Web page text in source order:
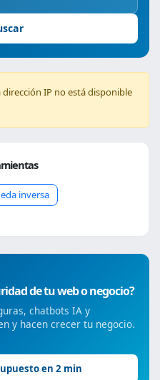
IP no está disponible
inversa
de tu web o negocio?
chatbots IA y
y hacen crecer tu negocio.
en 2 min